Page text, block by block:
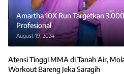
Amartha 10X Run Targetkan
Profesional
August 19, 2024
Atensi Tinggi MMA di Tanah Air,
Workout Bareng Jeka Saragih